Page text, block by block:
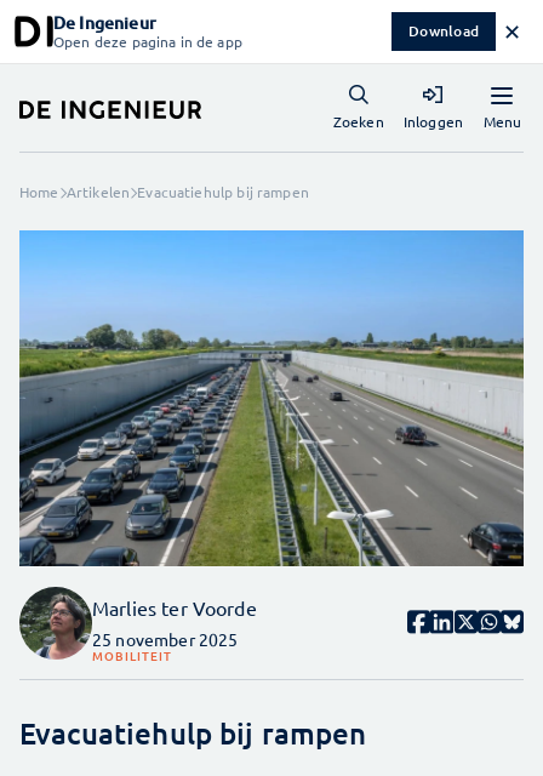
De Ingenieur
Open deze pagina in de app Download ✕
Menu
Zoeken Inloggen
Home Artikelen Evacuatiehulp bij rampen
Marlies ter Voorde
25 november 2025
MOBILITEIT
Evacuatiehulp bij rampen